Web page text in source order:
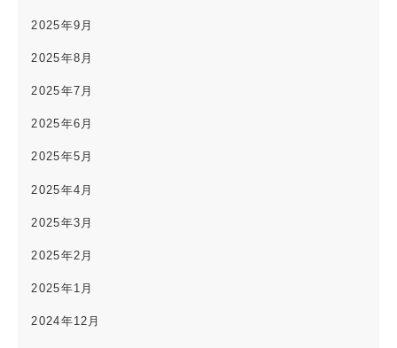
2025年9月
2025年8月
2025年7月
2025年6月
2025年5月
2025年4月
2025年3月
2025年2月
2025年1月
2024年12月